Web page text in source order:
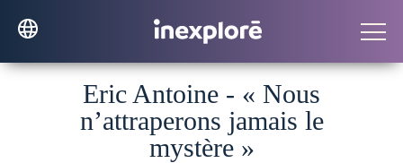
Eric Antoine - « Nous
n’attraperons jamais le
mystère »